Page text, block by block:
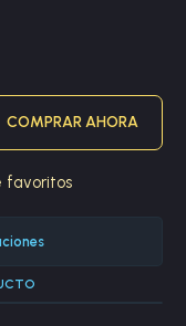
COMPRAR AHORA
favoritos